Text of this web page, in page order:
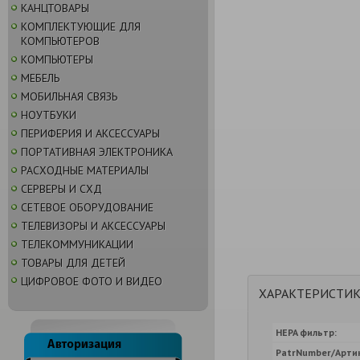
КАНЦТОВАРЫ
КОМПЛЕКТУЮЩИЕ ДЛЯ
КОМПЬЮТЕРОВ
КОМПЬЮТЕРЫ
МЕБЕЛЬ
МОБИЛЬНАЯ СВЯЗЬ
НОУТБУКИ
ПЕРИФЕРИЯ И АКСЕССУАРЫ
ПОРТАТИВНАЯ ЭЛЕКТРОНИКА
РАСХОДНЫЕ МАТЕРИАЛЫ
СЕРВЕРЫ И СХД
СЕТЕВОЕ ОБОРУДОВАНИЕ
ТЕЛЕВИЗОРЫ И АКСЕССУАРЫ
ТЕЛЕКОММУНИКАЦИИ
ТОВАРЫ ДЛЯ ДЕТЕЙ
ЦИФРОВОЕ ФОТО И ВИДЕО
HEPA фильтр:
PatrNumber/